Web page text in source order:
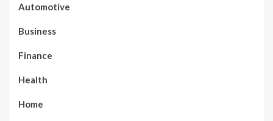
Automotive
Business
Finance
Health
Home